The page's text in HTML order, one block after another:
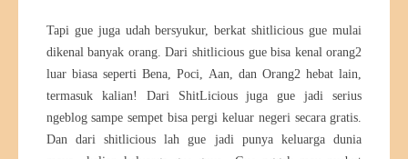
Tapi gue juga udah bersyukur, berkat shitlicious gue mulai
dikenal banyak orang. Dari shitlicious gue bisa kenal orang2
luar biasa seperti Bena, Poci, Aan, dan Orang2 hebat lain,
termasuk kalian! Dari ShitLicious juga gue jadi serius
ngeblog sampe sempet bisa pergi keluar negeri secara gratis.
Dan dari shitlicious lah gue jadi punya keluarga dunia